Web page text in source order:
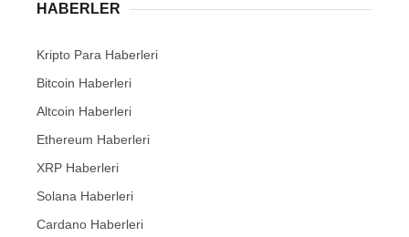
HABERLER
Kripto Para Haberleri
Bitcoin Haberleri
Altcoin Haberleri
Ethereum Haberleri
XRP Haberleri
Solana Haberleri
Cardano Haberleri